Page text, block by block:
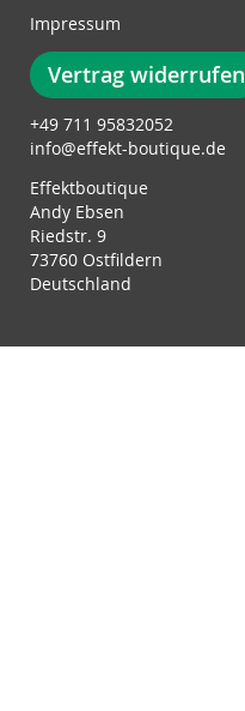
Impressum
Vertrag widerrufen
+49 711 95832052
info@effekt-boutique.de
Effektboutique
Andy Ebsen
Riedstr. 9
73760 Ostfildern
Deutschland